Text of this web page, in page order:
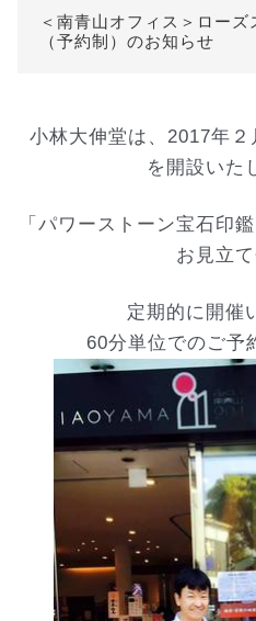
＜南青山オフィス＞ロー
（予約制）のお知らせ
小林大伸堂は、2017年２
を開設いた
「パワーストーン宝石印
お見立
定期的に開催
60分単位でのご予